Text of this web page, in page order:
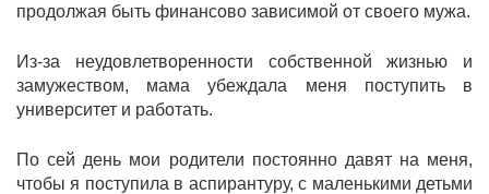
продолжая быть финансово зависимой от своего мужа.
Из-за неудовлетворенности собственной жизнью и
замужеством, мама убеждала меня поступить в
университет и работать.
По сей день мои родители постоянно давят на меня,
чтобы я поступила в аспирантуру, с маленькими детьми